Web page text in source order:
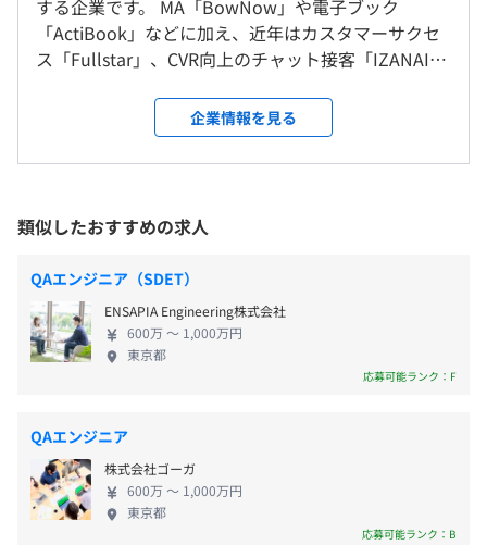
プロダクト改善に携われるのも大きな魅力です。
失敗を許容し挑戦を称賛する文化があり、スピード感を持
って成長できます。
って、最高の環境です。
SaaS「クラウドサーカス」の開発・販売及び、コンサル
ティング、
BtoBtoCのサービスを企画から一気通貫で世の中にリリー
スしています！
【CloudCIRCUSプロダクト群】
3. IZANAI：シナリオ型チャットボット
4. BoｗNow：マーケティングオートメーションツール
5. Fullstar：カスタマーサクセスマーケティングツール
6. ActiBook：電子ブック・動画共有サービス
7. BlueMonkey：企業向け特化型CMS
会社の定める場所（テレワークを行う場所を含む）
＜変更範囲＞
会社の定める場所（テレワークを行う場所を含む）
受動喫煙防止措置に関する事項
敷地内禁煙（喫煙場所あり）
残業手当
各種社会保険完備
出張手当
福利厚生施設利用制度
育児短時間勤務制度
時差出勤制度
新規事業支援制度
社内表彰制度
DMM英会話補助
資格取得補助
【給与形態】
月給制 ／ 給与改定サイクル：年2回
する企業です。 MA「BowNow」や電子ブック
「ActiBook」などに加え、近年はカスタマーサクセ
ス「Fullstar」、CVR向上のチャット接客「IZANAI」
ョン最適化まで一貫して“売上に効く”支援を提供し
ています。 累計64,000件を超える導入実績は、
AR「COCOAR」やCMS「BlueMonkey」など長年の
証です。 ▼エンジニア主導の開発カルチャーとAIネ
イティブな進化 当社最大の魅力は「エンジニア主導
の開発カルチャー」です。 課題発見から仕様策定、
技術選定、実装、検証までを一気通貫で担い、意思
決定は短く裁量は大きい。プロダクトの成長フェー
ズに合わせ、現場発のアイデアが迅速に機能として
リリースされます。 さらに、私たちは「AIネイティ
成AI／LLM／RAG／MLOpsを活用し、FullstarのCSオ
ペレーション高度化やIZANAIの接客精度改善を継続
的にアップデート。データとAIを軸に、顧客の体験
価値と開発速度を同時に引き上げる、エキサイティ
ングなフェーズです。 ▼挑戦と安定を両立する基盤
企業情報を見る
類似したおすすめの求人
QAエンジニア（SDET）
ENSAPIA Engineering株式会社
600万 〜 1,000万円
東京都
応募可能ランク：F
QAエンジニア
株式会社ゴーガ
600万 〜 1,000万円
東京都
応募可能ランク：B